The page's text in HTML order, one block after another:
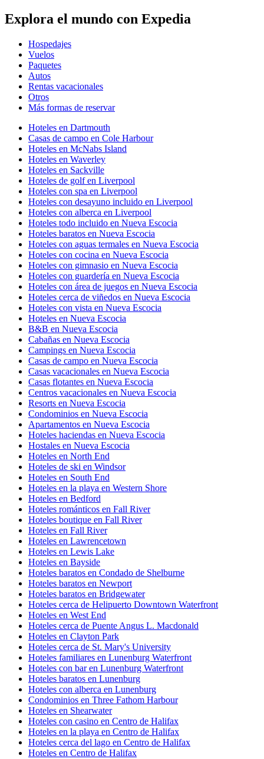
Explora el mundo con Expedia
Hospedajes
Vuelos
Paquetes
Autos
Rentas vacacionales
Otros
Más formas de reservar
Hoteles en Dartmouth
Casas de campo en Cole Harbour
Hoteles en McNabs Island
Hoteles en Waverley
Hoteles en Sackville
Hoteles de golf en Liverpool
Hoteles con spa en Liverpool
Hoteles con desayuno incluido en Liverpool
Hoteles con alberca en Liverpool
Hoteles todo incluido en Nueva Escocia
Hoteles baratos en Nueva Escocia
Hoteles con aguas termales en Nueva Escocia
Hoteles con cocina en Nueva Escocia
Hoteles con gimnasio en Nueva Escocia
Hoteles con guardería en Nueva Escocia
Hoteles con área de juegos en Nueva Escocia
Hoteles cerca de viñedos en Nueva Escocia
Hoteles con vista en Nueva Escocia
Hoteles en Nueva Escocia
B&B en Nueva Escocia
Cabañas en Nueva Escocia
Campings en Nueva Escocia
Casas de campo en Nueva Escocia
Casas vacacionales en Nueva Escocia
Casas flotantes en Nueva Escocia
Centros vacacionales en Nueva Escocia
Resorts en Nueva Escocia
Condominios en Nueva Escocia
Apartamentos en Nueva Escocia
Hoteles haciendas en Nueva Escocia
Hostales en Nueva Escocia
Hoteles en North End
Hoteles de ski en Windsor
Hoteles en South End
Hoteles en la playa en Western Shore
Hoteles en Bedford
Hoteles románticos en Fall River
Hoteles boutique en Fall River
Hoteles en Fall River
Hoteles en Lawrencetown
Hoteles en Lewis Lake
Hoteles en Bayside
Hoteles baratos en Condado de Shelburne
Hoteles baratos en Newport
Hoteles baratos en Bridgewater
Hoteles cerca de Helipuerto Downtown Waterfront
Hoteles en West End
Hoteles cerca de Puente Angus L. Macdonald
Hoteles en Clayton Park
Hoteles cerca de St. Mary's University
Hoteles familiares en Lunenburg Waterfront
Hoteles con bar en Lunenburg Waterfront
Hoteles baratos en Lunenburg
Hoteles con alberca en Lunenburg
Condominios en Three Fathom Harbour
Hoteles en Shearwater
Hoteles con casino en Centro de Halifax
Hoteles en la playa en Centro de Halifax
Hoteles cerca del lago en Centro de Halifax
Hoteles en Centro de Halifax